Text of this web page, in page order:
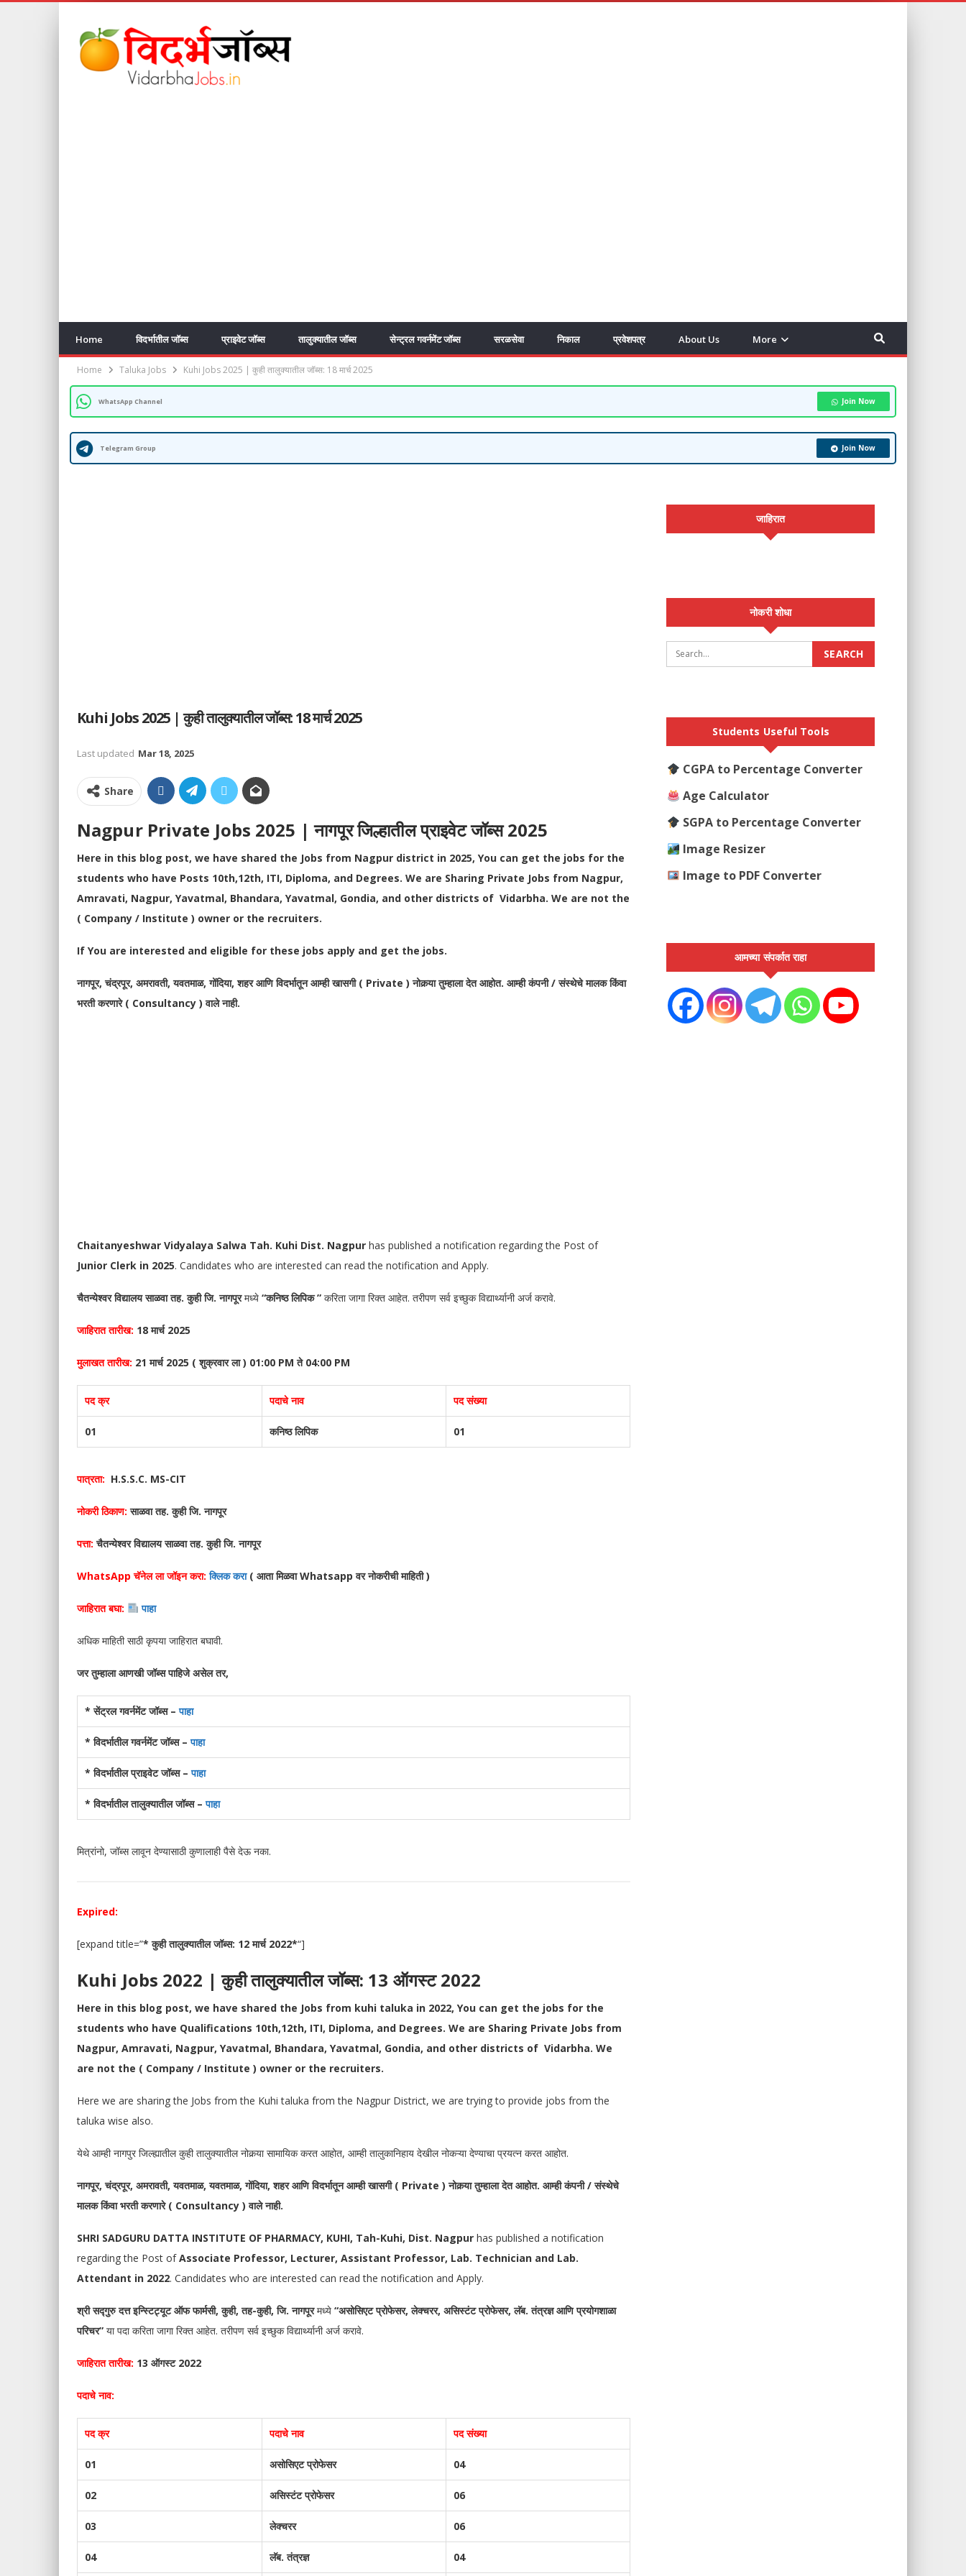
Home विदर्भातील जॉब्स प्राइवेट जॉब्स तालुक्यातील जॉब्स सेन्ट्रल गवर्नमेंट जॉब्स सरळसेवा निकाल प्रवेशपत्र About Us More
Home Taluka Jobs Kuhi Jobs 2025 | कुही तालुक्यातील जॉब्स: 18 मार्च 2025
WhatsApp Channel Join Now
Telegram Group Join Now
Kuhi Jobs 2025 | कुही तालुक्यातील जॉब्स: 18 मार्च 2025
Last updated Mar 18, 2025
Share
Nagpur Private Jobs 2025 | नागपूर जिल्हातील प्राइवेट जॉब्स 2025
Here in this blog post, we have shared the Jobs from Nagpur district in 2025, You can get the jobs for the
students who have Posts 10th,12th, ITI, Diploma, and Degrees. We are Sharing Private Jobs from Nagpur,
Amravati, Nagpur, Yavatmal, Bhandara, Yavatmal, Gondia, and other districts of Vidarbha. We are not the
( Company / Institute ) owner or the recruiters.
If You are interested and eligible for these jobs apply and get the jobs.
नागपूर, चंद्रपूर, अमरावती, यवतमाळ, गोंदिया, शहर आणि विदर्भातून आम्ही खासगी ( Private ) नोकर्‍या तुम्हाला देत आहोत. आम्ही कंपनी / संस्थेचे मालक किंवा
भरती करणारे ( Consultancy ) वाले नाही.
Chaitanyeshwar Vidyalaya Salwa Tah. Kuhi Dist. Nagpur has published a notification regarding the Post of
Junior Clerk in 2025. Candidates who are interested can read the notification and Apply.
चैतन्येश्वर विद्यालय साळवा तह. कुही जि. नागपूरमध्ये “कनिष्ठ लिपिक ” करिता जागा रिक्त आहेत. तरीपण सर्व इच्छुक विद्यार्थ्यानी अर्ज करावे.
जाहिरात तारीख: 18 मार्च 2025
मुलाखत तारीख: 21 मार्च 2025 ( शुक्रवार ला ) 01:00 PM ते 04:00 PM
पद क्र पदाचे नाव पद संख्या
01 कनिष्ठ लिपिक 01
पात्रता: H.S.S.C. MS-CIT
नोकरी ठिकाण:साळवा तह. कुही जि. नागपूर
पत्ता:चैतन्येश्वर विद्यालय साळवा तह. कुही जि. नागपूर
WhatsApp चॅनेल ला जॉइन करा: क्लिक करा ( आता मिळवा Whatsapp वर नोकरीची माहिती )
जाहिरात बघा: पाहा
अधिक माहिती साठी कृपया जाहिरात बघावी.
जर तुम्हाला आणखी जॉब्स पाहिजे असेल तर,
* सेंट्रल गवर्नमेंट जॉब्स –पाहा
* विदर्भातील गवर्नमेंट जॉब्स –पाहा
* विदर्भातील प्राइवेट जॉब्स –पाहा
* विदर्भातील तालुक्यातील जॉब्स –पाहा
मित्रांनो, जॉब्स लावून देण्यासाठी कुणालाही पैसे देऊ नका.
Expired:
[expand title=”* कुही तालुक्यातील जॉब्स: 12 मार्च 2022*“]
Kuhi Jobs 2022 | कुही तालुक्यातील जॉब्स: 13 ऑगस्ट 2022
Here in this blog post, we have shared the Jobs from kuhi taluka in 2022, You can get the jobs for the
students who have Qualifications 10th,12th, ITI, Diploma, and Degrees. We are Sharing Private Jobs from
Nagpur, Amravati, Nagpur, Yavatmal, Bhandara, Yavatmal, Gondia, and other districts of Vidarbha. We
are not the ( Company / Institute ) owner or the recruiters.
Here we are sharing the Jobs from the Kuhi taluka from the Nagpur District, we are trying to provide jobs from the
taluka wise also.
येथे आम्ही नागपुर जिल्ह्यातील कुही तालुक्यातील नोकर्‍या सामायिक करत आहोत, आम्ही तालुकानिहाय देखील नोकऱ्या देण्याचा प्रयत्न करत आहोत.
नागपूर, चंद्रपूर, अमरावती, यवतमाळ, यवतमाळ, गोंदिया, शहर आणि विदर्भातून आम्ही खासगी ( Private ) नोकर्‍या तुम्हाला देत आहोत. आम्ही कंपनी / संस्थेचे
मालक किंवा भरती करणारे ( Consultancy ) वाले नाही.
SHRI SADGURU DATTA INSTITUTE OF PHARMACY, KUHI, Tah-Kuhi, Dist. Nagpur has published a notification
regarding the Post ofAssociate Professor, Lecturer, Assistant Professor, Lab. Technician and Lab.
Attendant in 2022. Candidates who are interested can read the notification and Apply.
श्री सद्गुरु दत्त इन्स्टिट्यूट ऑफ फार्मसी, कुही, तह-कुही, जि. नागपूरमध्ये “असोसिएट प्रोफेसर, लेक्चरर, असिस्टंट प्रोफेसर, लॅब. तंत्रज्ञ आणि प्रयोगशाळा
परिचर” या पदा करिता जागा रिक्त आहेत. तरीपण सर्व इच्छुक विद्यार्थ्यानी अर्ज करावे.
जाहिरात तारीख: 13 ऑगस्ट 2022
पदाचे नाव:
पद क्र पदाचे नाव पद संख्या
01 असोसिएट प्रोफेसर 04
02 असिस्टंट प्रोफेसर 06
03 लेक्चरर 06
04 लॅब. तंत्रज्ञ 04
जाहिरात
नोकरी शोधा
Students Useful Tools
CGPA to Percentage Converter
Age Calculator
SGPA to Percentage Converter
Image Resizer
Image to PDF Converter
आमच्या संपर्कात राहा